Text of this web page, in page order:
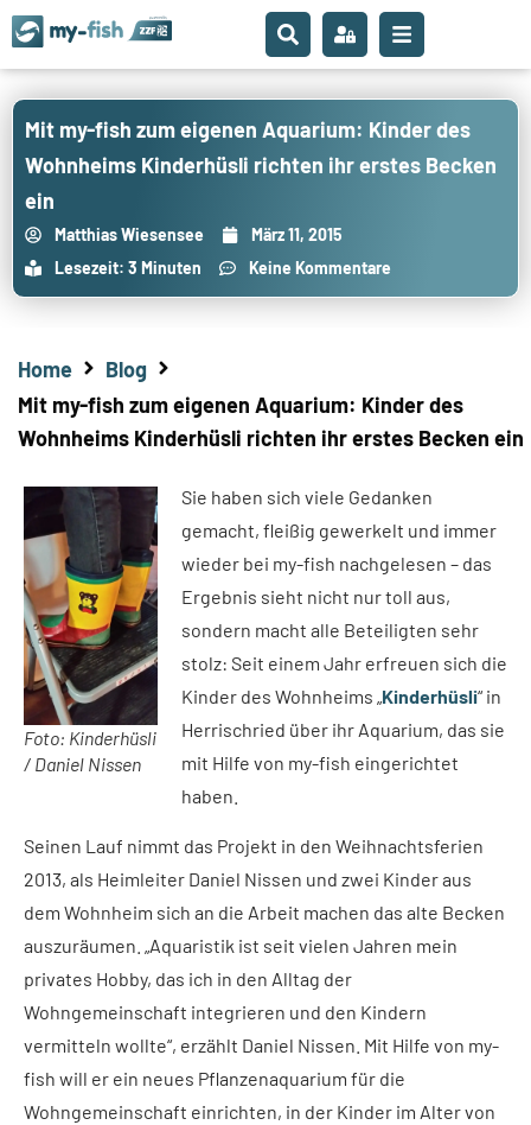
Mit my-fish zum eigenen Aquarium: Kinder des
Wohnheims Kinderhüsli richten ihr erstes Becken
ein
Matthias Wiesensee
März 11, 2015
Lesezeit: 3 Minuten
Keine Kommentare
Home
Blog
Mit my-fish zum eigenen Aquarium: Kinder des
Wohnheims Kinderhüsli richten ihr erstes Becken ein
Foto: Kinderhüsli
/ Daniel Nissen
Sie haben sich viele Gedanken
gemacht, fleißig gewerkelt und immer
wieder bei my-fish nachgelesen – das
Ergebnis sieht nicht nur toll aus,
sondern macht alle Beteiligten sehr
stolz: Seit einem Jahr erfreuen sich die
Kinder des Wohnheims „Kinderhüsli“ in
Herrischried über ihr Aquarium, das sie
mit Hilfe von my-fish eingerichtet
haben.
Seinen Lauf nimmt das Projekt in den Weihnachtsferien
2013, als Heimleiter Daniel Nissen und zwei Kinder aus
dem Wohnheim sich an die Arbeit machen das alte Becken
auszuräumen. „Aquaristik ist seit vielen Jahren mein
privates Hobby, das ich in den Alltag der
Wohngemeinschaft integrieren und den Kindern
vermitteln wollte“, erzählt Daniel Nissen. Mit Hilfe von my-
fish will er ein neues Pflanzenaquarium für die
Wohngemeinschaft einrichten, in der Kinder im Alter von